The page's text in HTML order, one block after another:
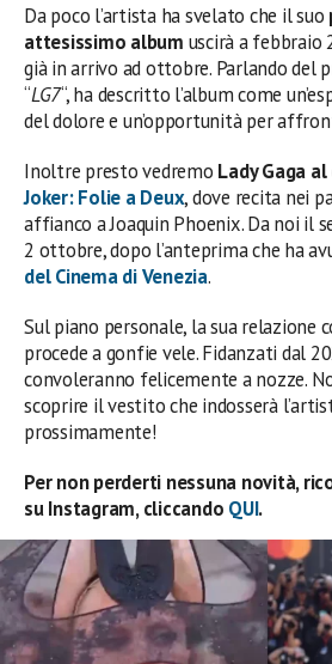
Da poco l’artista ha svelato che il suo
attesissimo album uscirà a febbraio
già in arrivo ad ottobre. Parlando del
“LG7“, ha descritto l’album come
del dolore e un’opportunità per
Inoltre presto vedremo Lady Gaga
Joker: Folie a Deux, dove recita nei
affianco a Joaquin Phoenix. Da noi il
2 ottobre, dopo l’anteprima che ha
del Cinema di Venezia.
Sul piano personale, la sua relazione
procede a gonfie vele. Fidanzati dal
convoleranno felicemente a nozze.
scoprire il vestito che indosserà
prossimamente!
Per non perderti nessuna novità,
su Instagram, cliccando QUI.